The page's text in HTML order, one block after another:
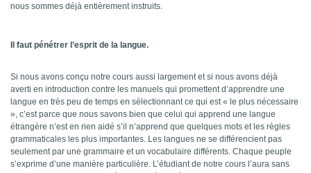
nous sommes déjà entièrement instruits.
Il faut pénétrer l’esprit de la langue.
Si nous avons conçu notre cours aussi largement et si nous avons déjà
averti en introduction contre les manuels qui promettent d’apprendre une
langue en très peu de temps en sélectionnant ce qui est « le plus nécessaire
», c’est parce que nous savons bien que celui qui apprend une langue
étrangère n’est en rien aidé s’il n’apprend que quelques mots et les règles
grammaticales les plus importantes. Les langues ne se différencient pas
seulement par une grammaire et un vocabulaire différents. Chaque peuple
s’exprime d’une manière particulière. L’étudiant de notre cours l’aura sans